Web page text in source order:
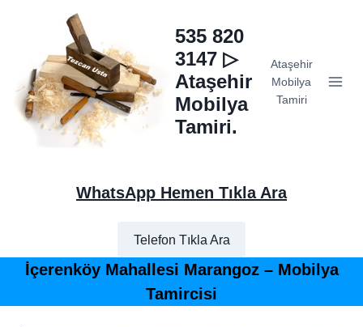
535 820
3147 ▷
Ataşehir
Mobilya
Tamiri.
Ataşehir
Mobilya
Tamiri
WhatsApp Hemen Tıkla Ara
Telefon Tıkla Ara
İçerenköy Mahallesi Marangoz – Mobilya
Tamircisi